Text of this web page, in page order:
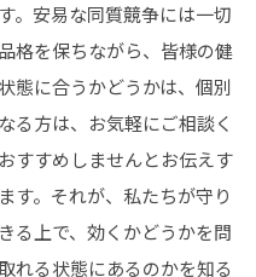
。安易な同質競争には一切
格を保ちながら、皆様の健
態に合うかどうかは、個別
る方は、お気軽にご相談く
すすめしませんとお伝えす
す。それが、私たちが守り
る上で、効くかどうかを問
れる状態にあるのかを知る